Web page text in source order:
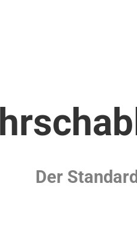
Der